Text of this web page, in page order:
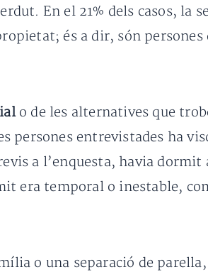
En el 21% dels casos, la
és a dir, són
o de les alternatives que
persones entrevistades ha
a l’enquesta, havia
era temporal o inestable,
o una separació de